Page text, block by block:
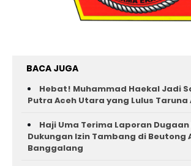
BACA JUGA
Hebat! Muhammad Haekal Jadi
Putra Aceh Utara yang Lulus Taruna
Haji Uma Terima Laporan
Dukungan Izin Tambang di Beutong
Banggalang